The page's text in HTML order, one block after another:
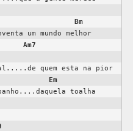
Bm
Em torno de um copo a gente inventa um mundo melhor
Am7
A dor na birita levanta a moral.....de quem esta na pior
Em